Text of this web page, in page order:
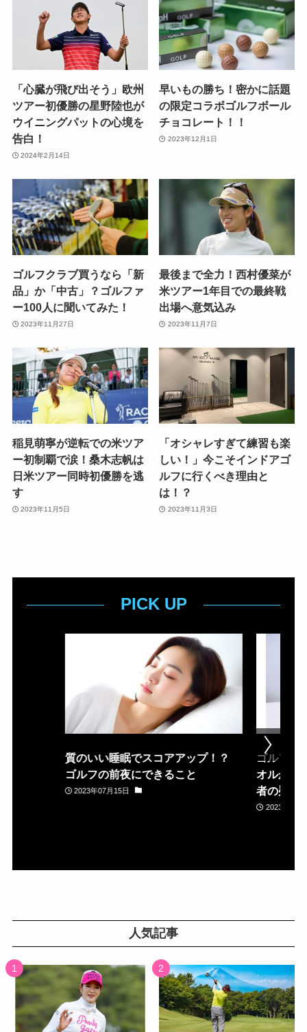
「心臓が飛び出そう」欧州
ツアー初優勝の星野陸也が
ウイニングパットの心境を
告白！
2024年2月14日
早いもの勝ち！密かに話題
の限定コラボゴルフボール
チョコレート！！
2023年12月1日
ゴルフクラブ買うなら「新
品」か「中古」？ゴルファ
ー100人に聞いてみた！
2023年11月27日
最後まで全力！西村優菜が
米ツアー1年目での最終戦
出場へ意気込み
2023年11月7日
稲見萌寧が逆転での米ツア
ー初制覇で涙！桑木志帆は
日米ツアー同時初優勝を逃
す
2023年11月5日
「オシャレすぎて練習も楽
しい！」今こそインドアゴ
ルフに行くべき理由と
は！？
2023年11月3日
PICK UP
質のいい睡眠でスコアアップ！？
ゴルフの前夜にできること
2023年07月15日
ゴルフ場
オルが置
者の疑問
2023年05月
人気記事